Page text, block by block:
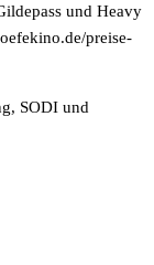
und Heavy
preise-
SODI und